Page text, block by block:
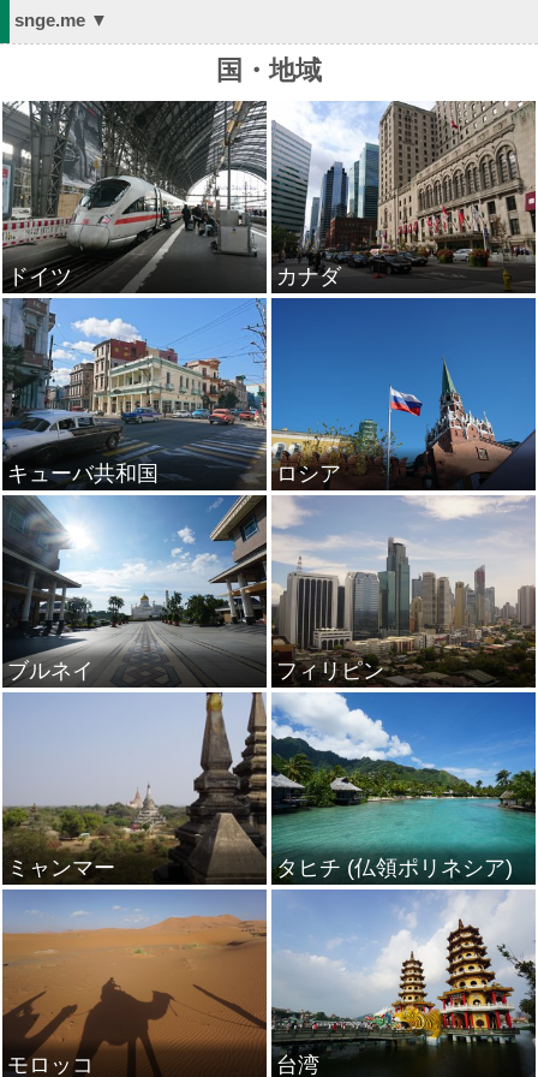
snge.me ▼
国・地域
ドイツ カナダ
キューバ共和国 ロシア
ブルネイ フィリピン
ミャンマー タヒチ (仏領ポリネシア)
モロッコ 台湾